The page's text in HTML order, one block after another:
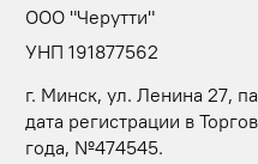
ООО "Черутти"
УНП 191877562
г. Минск, ул. Ленина 27,
дата регистрации в
года, №474545.